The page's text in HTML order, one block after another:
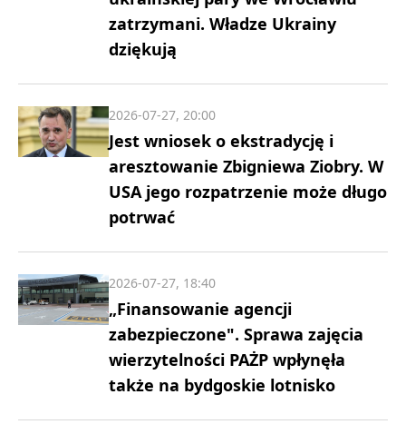
zatrzymani. Władze Ukrainy
dziękują
Jest wniosek o ekstradycję i
aresztowanie Zbigniewa Ziobry. W
USA jego rozpatrzenie może długo
potrwać
2026-07-27, 20:00
„Finansowanie agencji
zabezpieczone". Sprawa zajęcia
wierzytelności PAŻP wpłynęła
także na bydgoskie lotnisko
2026-07-27, 18:40